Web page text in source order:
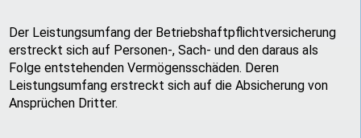
Der Leistungsumfang der Betriebshaftpflichtversicherung
erstreckt sich auf Personen-, Sach- und den daraus als
Folge entstehenden Vermögensschäden. Deren
Leistungsumfang erstreckt sich auf die Absicherung von
Ansprüchen Dritter.